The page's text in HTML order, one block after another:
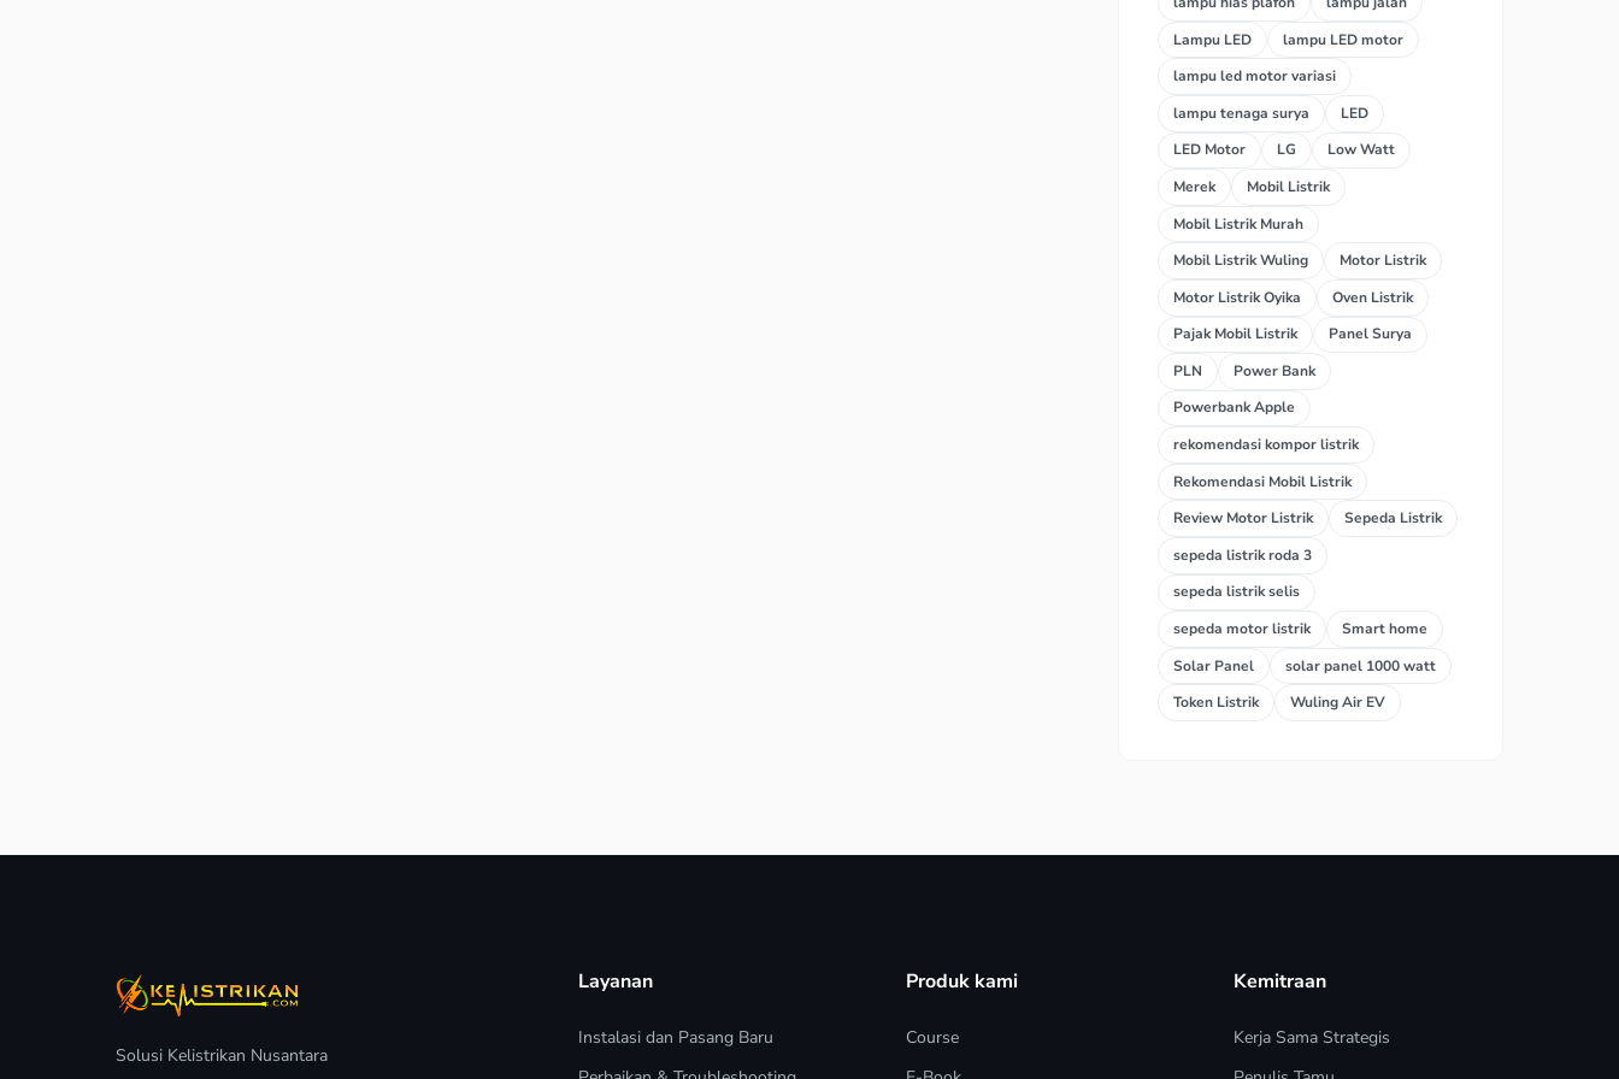
Lampu LED
lampu LED motor
lampu led motor variasi
lampu tenaga surya
LED
LED Motor
LG
Low Watt
Merek
Mobil Listrik
Mobil Listrik Murah
Mobil Listrik Wuling
Motor Listrik
Motor Listrik Oyika
Oven Listrik
Pajak Mobil Listrik
Panel Surya
PLN
Power Bank
Powerbank Apple
rekomendasi kompor listrik
Rekomendasi Mobil Listrik
Review Motor Listrik
Sepeda Listrik
sepeda listrik roda 3
sepeda listrik selis
sepeda motor listrik
Smart home
Solar Panel
solar panel 1000 watt
Token Listrik
Wuling Air EV
Solusi Kelistrikan Nusantara
Layanan
Instalasi dan Pasang Baru
Produk kami
Course
Kemitraan
Kerja Sama Strategis